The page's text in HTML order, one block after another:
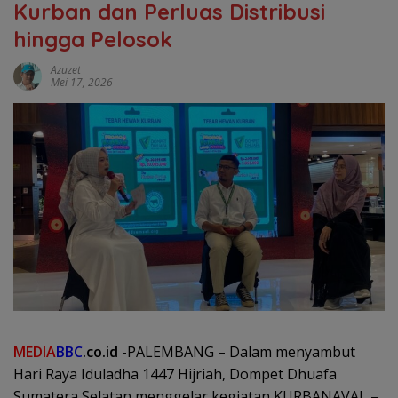
Kurban dan Perluas Distribusi
hingga Pelosok
Azuzet
Mei 17, 2026
MEDIABBC.co.id -PALEMBANG – Dalam menyambut
Hari Raya Iduladha 1447 Hijriah, Dompet Dhuafa